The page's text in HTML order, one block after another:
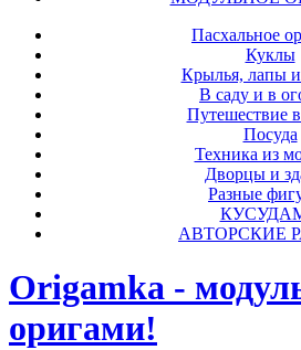
Пасхальное
Куклы
Крылья, лапы
В саду и в
Путешествие в
Посуда
Техника из
Дворцы и
Разные
АВТОРСКИЕ
Origamka -
оригами!